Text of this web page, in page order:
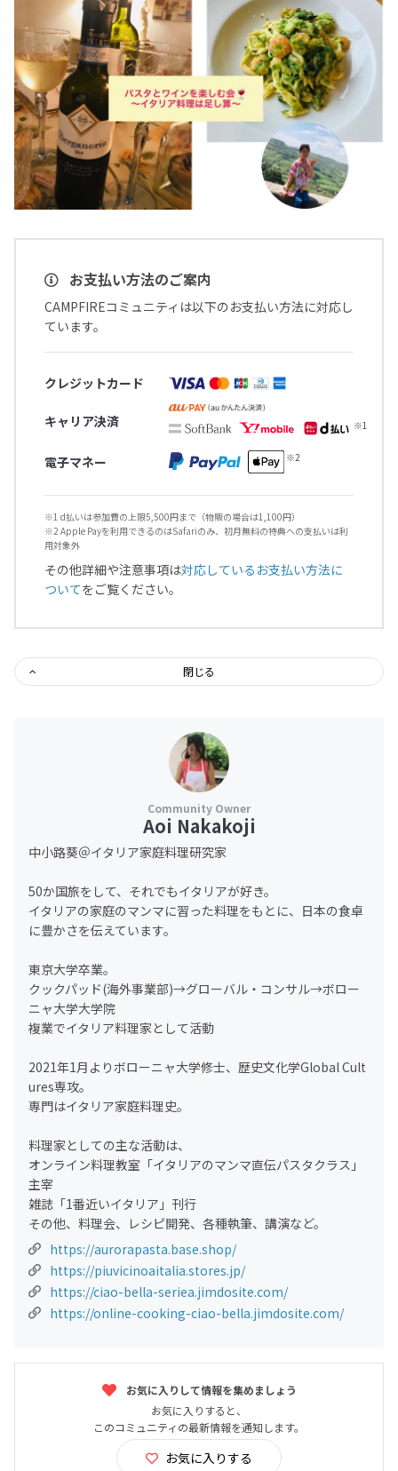
お支払い方法のご案内
CAMPFIREコミュニティは以下のお支払い方法に対応し
ています。
クレジットカード
キャリア決済
電子マネー
※1 d払いは参加費の上限5,500円まで（物販の場合は1,100円）
※2 Apple Payを利用できるのはSafariのみ、初月無料の特典への支払いは利
用対象外
その他詳細や注意事項は対応しているお支払い方法に
ついてをご覧ください。
閉じる
Aoi Nakakoji
中小路葵＠イタリア家庭料理研究家
50か国旅をして、それでもイタリアが好き。
イタリアの家庭のマンマに習った料理をもとに、日本の食卓
に豊かさを伝えています。
東京大学卒業。
クックパッド(海外事業部)→グローバル・コンサル→ボロー
ニャ大学大学院
複業でイタリア料理家として活動
2021年1月よりボローニャ大学修士、歴史文化学Global Cult
ures専攻。
専門はイタリア家庭料理史。
料理家としての主な活動は、
オンライン料理教室「イタリアのマンマ直伝パスタクラス」
主宰
雑誌「1番近いイタリア」刊行
その他、料理会、レシピ開発、各種執筆、講演など。
https://aurorapasta.base.shop/
https://piuvicinoaitalia.stores.jp/
https://ciao-bella-seriea.jimdosite.com/
https://online-cooking-ciao-bella.jimdosite.com/
お気に入りして情報を集めましょう
お気に入りすると、
このコミュニティの最新情報を通知します。
お気に入りする